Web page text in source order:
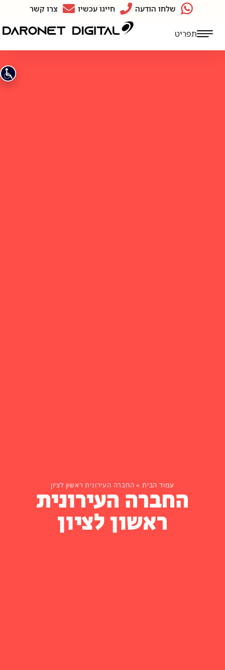
תפריט
שלחו הודעה חייגו עכשיו צרו קשר
עמוד הבית» החברה העירונית ראשון לציון
החברה העירונית
ראשון לציון